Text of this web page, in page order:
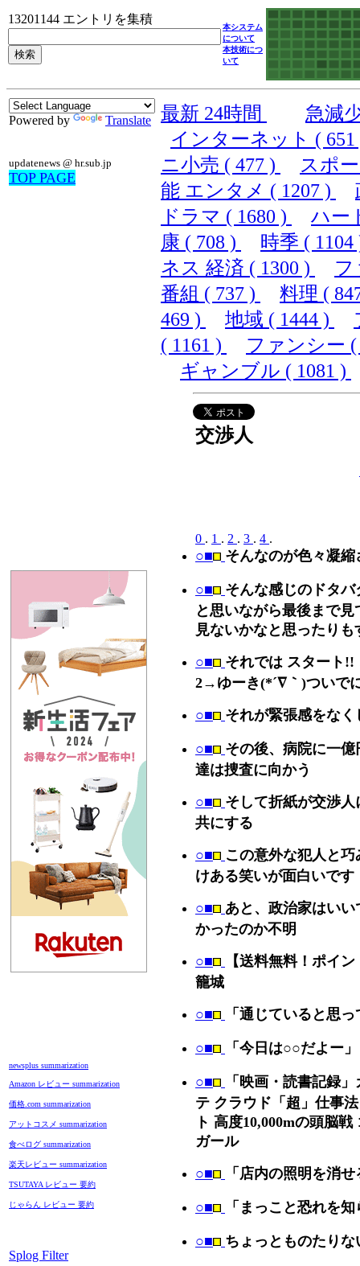
13201144 エントリを集積
本システム
について
本技術につ
いて
Powered by Translate
updatenews @ hr.sub.jp
TOP PAGE
newsplus summarization
Amazon レビュー summarization
価格.com summarization
アットコスメ summarization
食べログ summarization
楽天レビュー summarization
TSUTAYA レビュー 要約
じゃらん レビュー 要約
Splog Filter
最新 24時間
急減
インターネット (
ニ小売 ( 477 )
スポ
能 エンタメ ( 1207 )
ドラマ ( 1680 )
ハー
康 ( 708 )
時季 (
ネス 経済 ( 1300 )
フ
番組 ( 737 )
料理 (
469 )
地域 ( 1444 )
( 1161 )
ファンシー
ギャンブル ( 1081 )
交渉人
0 . 1 . 2 . 3 . 4 .
○■ そんなのが色々凝
○■ そんな感じのドタ
と思いながら最後まで
見ないかなと思ったりも
○■ それでは スタート
2→ゆーき(*´∇｀)ついで
○■ それが緊張感をな
○■ その後、病院に一
達は捜査に向かう
○■ そして折紙が交渉
共にする
○■ この意外な犯人と
けある笑いが面白いです
○■ あと、政治家はい
かったのか不明
○■ 【送料無料！ポイ
籠城
○■ 「通じていると思
○■ 「今日は○○だよー」
○■ 「映画・読書記録
テ クラウド「超」仕事
ト 高度10,000mの頭脳
ガール
○■ 「店内の照明を消
○■ 「まっこと恐れを
○■ ちょっとものたりな